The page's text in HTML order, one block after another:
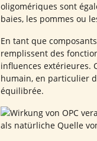
oligomériques sont
baies, les pommes ou
En tant que
remplissent des
influences extérieures.
humain, en particulier
équilibrée.